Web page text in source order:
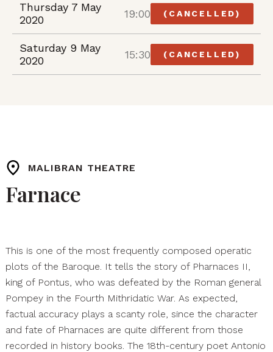
Thursday 7 May
2020
19:00 (CANCELLED)
Saturday 9 May
2020
15:30 (CANCELLED)
MALIBRAN THEATRE
Farnace
This is one of the most frequently composed operatic
plots of the Baroque. It tells the story of Pharnaces II,
king of Pontus, who was defeated by the Roman general
Pompey in the Fourth Mithridatic War. As expected,
factual accuracy plays a scanty role, since the character
and fate of Pharnaces are quite different from those
recorded in history books. The 18th-century poet Antonio